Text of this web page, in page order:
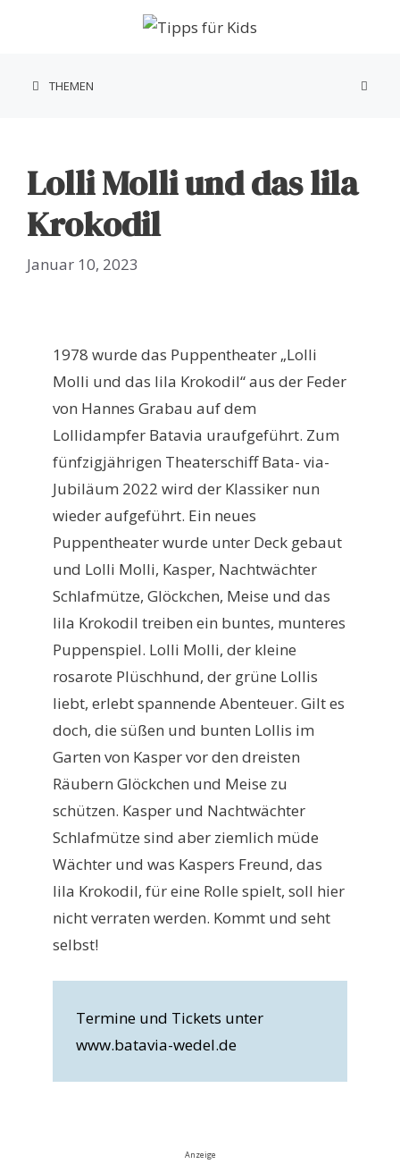
THEMEN
Lolli Molli und das lila
Krokodil
Januar 10, 2023
1978 wurde das Puppentheater „Lolli
Molli und das lila Krokodil“ aus der Feder
von Hannes Grabau auf dem
Lollidampfer Batavia uraufgeführt. Zum
fünfzigjährigen Theaterschiff Bata- via-
Jubiläum 2022 wird der Klassiker nun
wieder aufgeführt. Ein neues
Puppentheater wurde unter Deck gebaut
und Lolli Molli, Kasper, Nachtwächter
Schlafmütze, Glöckchen, Meise und das
lila Krokodil treiben ein buntes, munteres
Puppenspiel. Lolli Molli, der kleine
rosarote Plüschhund, der grüne Lollis
liebt, erlebt spannende Abenteuer. Gilt es
doch, die süßen und bunten Lollis im
Garten von Kasper vor den dreisten
Räubern Glöckchen und Meise zu
schützen. Kasper und Nachtwächter
Schlafmütze sind aber ziemlich müde
Wächter und was Kaspers Freund, das
lila Krokodil, für eine Rolle spielt, soll hier
nicht verraten werden. Kommt und seht
selbst!
Termine und Tickets unter
www.batavia-wedel.de
Anzeige